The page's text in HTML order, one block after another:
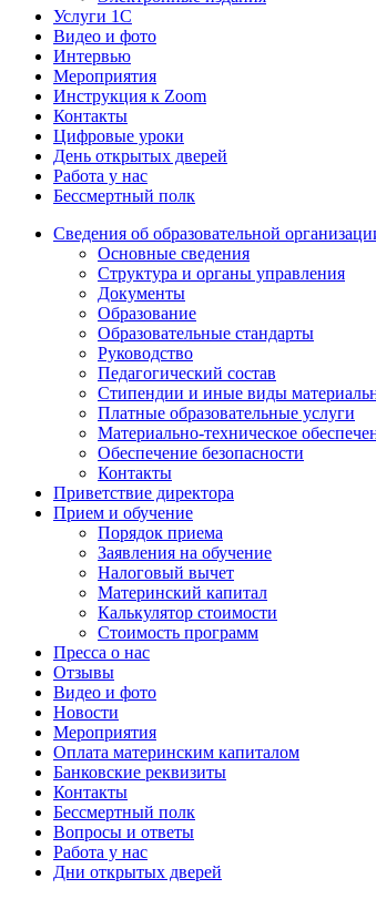
Услуги 1C
Видео и фото
Интервью
Мероприятия
Инструкция к Zoom
Контакты
Цифровые уроки
День открытых дверей
Работа у нас
Бессмертный полк
Сведения об образовательной
Основные сведения
Структура и органы управления
Документы
Образование
Образовательные стандарты
Руководство
Педагогический состав
Стипендии и иные виды
Платные образовательные услуги
Материально-техническое
Обеспечение безопасности
Контакты
Приветствие директора
Прием и обучение
Порядок приема
Заявления на обучение
Налоговый вычет
Материнский капитал
Калькулятор стоимости
Стоимость программ
Пресса о нас
Отзывы
Видео и фото
Новости
Мероприятия
Оплата материнским капиталом
Банковские реквизиты
Контакты
Бессмертный полк
Вопросы и ответы
Работа у нас
Дни открытых дверей